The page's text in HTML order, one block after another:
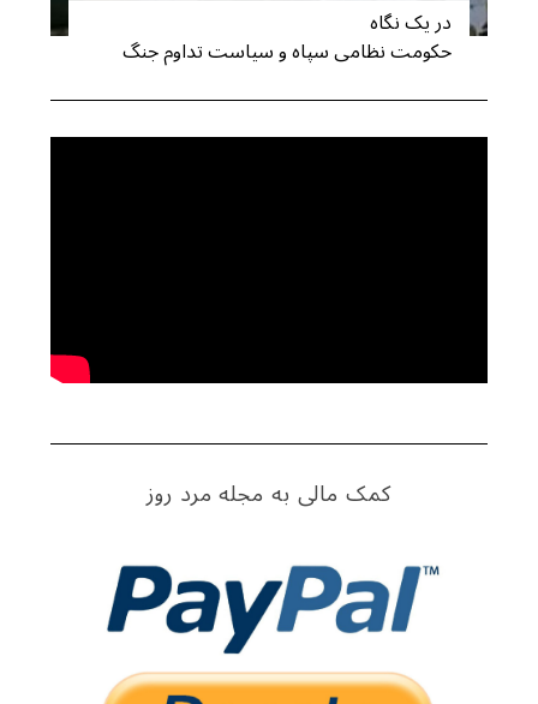
در یک نگاه
حکومت نظامی سپاه و سیاست تداوم جنگ
کمک مالی به مجله مرد روز